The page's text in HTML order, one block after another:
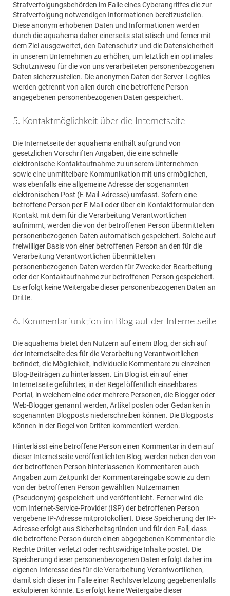
Strafverfolgungsbehörden im Falle eines Cyberangriffes die zur
Strafverfolgung notwendigen Informationen bereitzustellen.
Diese anonym erhobenen Daten und Informationen werden
durch die aquahema daher einerseits statistisch und ferner mit
dem Ziel ausgewertet, den Datenschutz und die Datensicherheit
in unserem Unternehmen zu erhöhen, um letztlich ein optimales
Schutzniveau für die von uns verarbeiteten personenbezogenen
Daten sicherzustellen. Die anonymen Daten der Server-Logfiles
werden getrennt von allen durch eine betroffene Person
angegebenen personenbezogenen Daten gespeichert.
5. Kontaktmöglichkeit über die Internetseite
Die Internetseite der aquahema enthält aufgrund von
gesetzlichen Vorschriften Angaben, die eine schnelle
elektronische Kontaktaufnahme zu unserem Unternehmen
sowie eine unmittelbare Kommunikation mit uns ermöglichen,
was ebenfalls eine allgemeine Adresse der sogenannten
elektronischen Post (E-Mail-Adresse) umfasst. Sofern eine
betroffene Person per E-Mail oder über ein Kontaktformular den
Kontakt mit dem für die Verarbeitung Verantwortlichen
aufnimmt, werden die von der betroffenen Person übermittelten
personenbezogenen Daten automatisch gespeichert. Solche auf
freiwilliger Basis von einer betroffenen Person an den für die
Verarbeitung Verantwortlichen übermittelten
personenbezogenen Daten werden für Zwecke der Bearbeitung
oder der Kontaktaufnahme zur betroffenen Person gespeichert.
Es erfolgt keine Weitergabe dieser personenbezogenen Daten an
Dritte.
6. Kommentarfunktion im Blog auf der Internetseite
Die aquahema bietet den Nutzern auf einem Blog, der sich auf
der Internetseite des für die Verarbeitung Verantwortlichen
befindet, die Möglichkeit, individuelle Kommentare zu einzelnen
Blog-Beiträgen zu hinterlassen. Ein Blog ist ein auf einer
Internetseite geführtes, in der Regel öffentlich einsehbares
Portal, in welchem eine oder mehrere Personen, die Blogger oder
Web-Blogger genannt werden, Artikel posten oder Gedanken in
sogenannten Blogposts niederschreiben können. Die Blogposts
können in der Regel von Dritten kommentiert werden.
Hinterlässt eine betroffene Person einen Kommentar in dem auf
dieser Internetseite veröffentlichten Blog, werden neben den von
der betroffenen Person hinterlassenen Kommentaren auch
Angaben zum Zeitpunkt der Kommentareingabe sowie zu dem
von der betroffenen Person gewählten Nutzernamen
(Pseudonym) gespeichert und veröffentlicht. Ferner wird die
vom Internet-Service-Provider (ISP) der betroffenen Person
vergebene IP-Adresse mitprotokolliert. Diese Speicherung der IP-
Adresse erfolgt aus Sicherheitsgründen und für den Fall, dass
die betroffene Person durch einen abgegebenen Kommentar die
Rechte Dritter verletzt oder rechtswidrige Inhalte postet. Die
Speicherung dieser personenbezogenen Daten erfolgt daher im
eigenen Interesse des für die Verarbeitung Verantwortlichen,
damit sich dieser im Falle einer Rechtsverletzung gegebenenfalls
exkulpieren könnte. Es erfolgt keine Weitergabe dieser